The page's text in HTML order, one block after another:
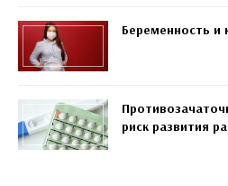
Беременность и
риск развития